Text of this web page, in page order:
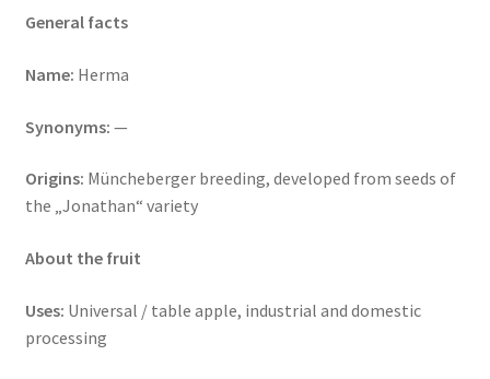
General facts
Name: Herma
Synonyms: —
Origins: Müncheberger breeding, developed from seeds of
the „Jonathan“ variety
About the fruit
Uses: Universal / table apple, industrial and domestic
processing